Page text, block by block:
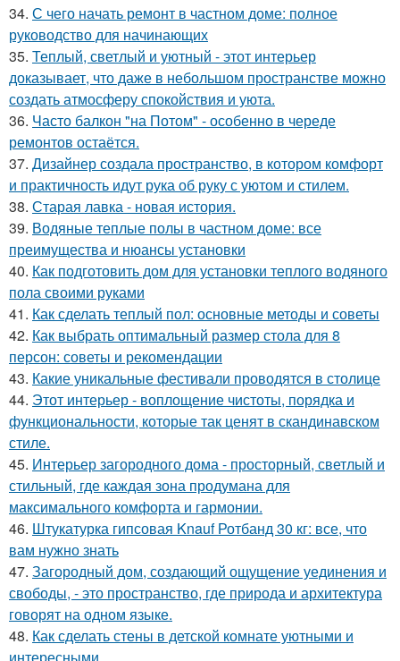
34. С чего начать ремонт в частном доме: полное
руководство для начинающих
35. Теплый, светлый и уютный - этот интерьер
доказывает, что даже в небольшом пространстве можно
создать атмосферу спокойствия и уюта.
36. Часто балкон "на Потом" - особенно в череде
ремонтов остаётся.
37. Дизайнер создала пространство, в котором комфорт
и практичность идут рука об руку с уютом и стилем.
38. Старая лавка - новая история.
39. Водяные теплые полы в частном доме: все
преимущества и нюансы установки
40. Как подготовить дом для установки теплого водяного
пола своими руками
41. Как сделать теплый пол: основные методы и советы
42. Как выбрать оптимальный размер стола для 8
персон: советы и рекомендации
43. Какие уникальные фестивали проводятся в столице
44. Этот интерьер - воплощение чистоты, порядка и
функциональности, которые так ценят в скандинавском
стиле.
45. Интерьер загородного дома - просторный, светлый и
стильный, где каждая зона продумана для
максимального комфорта и гармонии.
46. Штукатурка гипсовая Knauf Ротбанд 30 кг: все, что
вам нужно знать
47. Загородный дом, создающий ощущение уединения и
свободы, - это пространство, где природа и архитектура
говорят на одном языке.
48. Как сделать стены в детской комнате уютными и